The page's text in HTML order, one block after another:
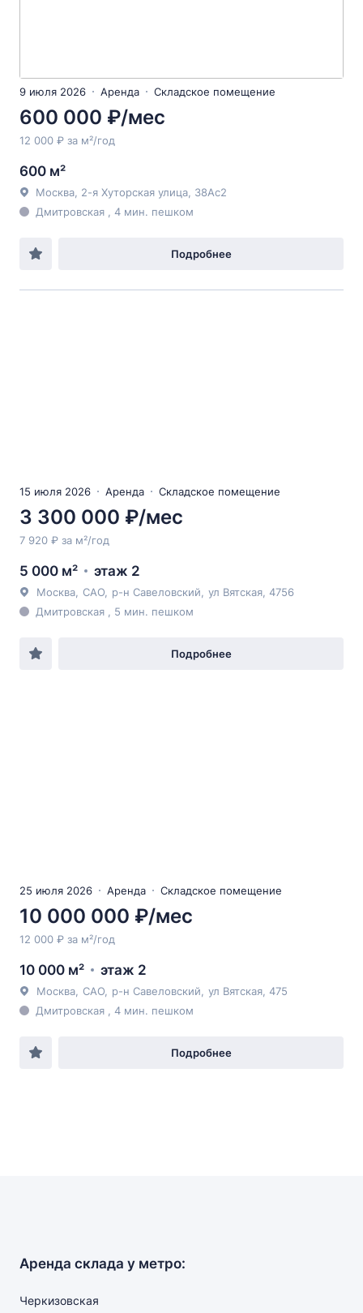
9 июля 2026 Аренда Складское помещение
600 000 ₽/мес
12 000 ₽ за м²/год
600 м²
Москва, 2-я Хуторская улица, 38Ас2
Дмитровская , 4 мин. пешком
Подробнее
15 июля 2026 Аренда Складское помещение
3 300 000 ₽/мес
7 920 ₽ за м²/год
5 000 м² этаж 2
Москва САО р-н Савеловский ул Вятская , 4756
Дмитровская , 5 мин. пешком
Подробнее
25 июля 2026 Аренда Складское помещение
10 000 000 ₽/мес
12 000 ₽ за м²/год
10 000 м² этаж 2
Москва САО р-н Савеловский ул Вятская , 475
Дмитровская , 4 мин. пешком
Подробнее
Аренда склада у метро:
Черкизовская